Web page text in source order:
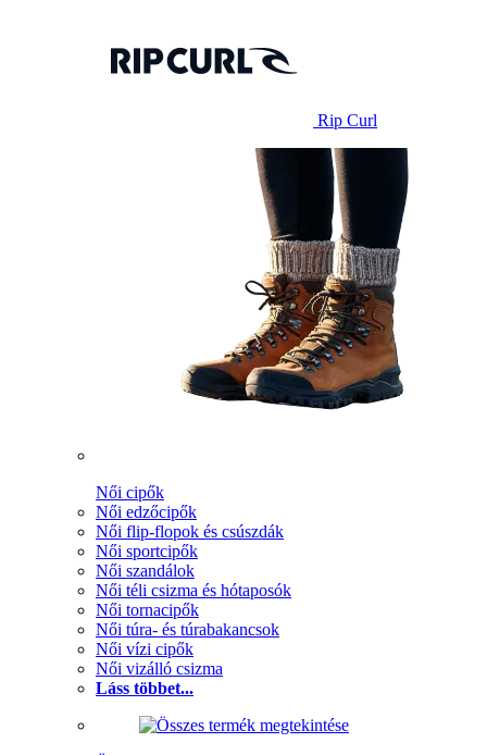
Rip Curl
Női cipők
Női edzőcipők
Női flip-flopok és csúszdák
Női sportcipők
Női szandálok
Női téli csizma és hótaposók
Női tornacipők
Női túra- és túrabakancsok
Női vízi cipők
Női vizálló csizma
Láss többet...